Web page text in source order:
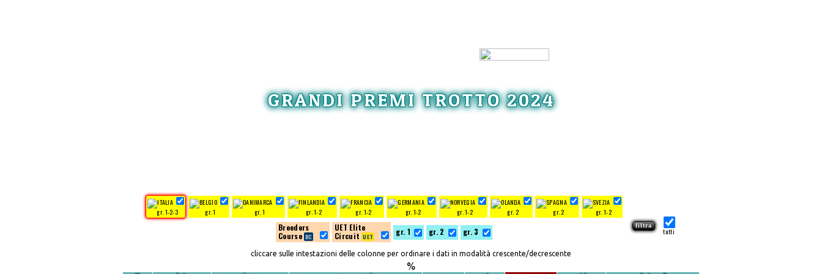
GRANDI PREMI TROTTO 2024
gr. 1-2-3 gr. 1 gr. 1 gr. 1-2 gr. 1-2 gr. 1-2 gr. 1-2 gr. 2 gr. 2 gr. 1-2
Breeders
Course
UET Elite
Circuit
gr. 1 gr. 2 gr. 3 tutti
cliccare sulle intestazioni delle colonne per ordinare i dati in modalità crescente/decrescente
%